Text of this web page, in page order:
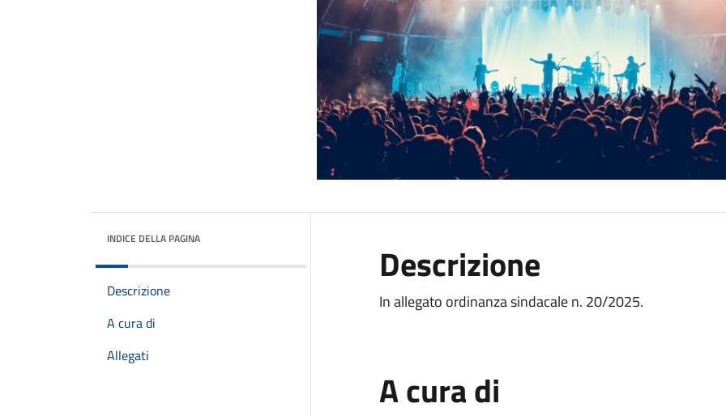
INDICE DELLA PAGINA
Descrizione
A cura di
Allegati
Descrizione
In allegato ordinanza sindacale n. 20/2025.
A cura di